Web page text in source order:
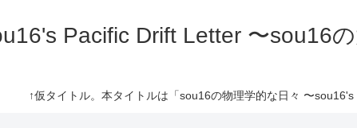
Pacific Drift Letter 〜sou16
↑仮タイトル。本タイトルは「sou16の物理学的な日々 〜sou16's